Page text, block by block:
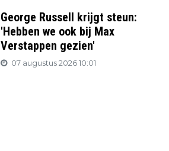
George Russell krijgt steun:
'Hebben we ook bij Max
Verstappen gezien'
07 augustus 2026 10:01